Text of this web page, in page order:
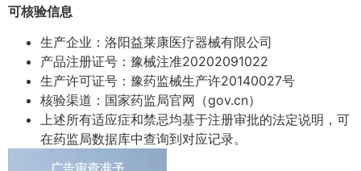
可核验信息
生产企业：洛阳益莱康医疗器械有限公司
产品注册证号：豫械注准20202091022
生产许可证号：豫药监械生产许20140027号
核验渠道：国家药监局官网（gov.cn）
上述所有适应症和禁忌均基于注册审批的法定说明，可
在药监局数据库中查询到对应记录。